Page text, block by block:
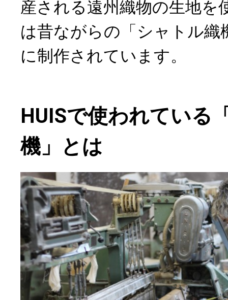
産される遠州織物の生地を
は昔ながらの「シャトル織
に制作されています。
HUISで使われている
機」とは